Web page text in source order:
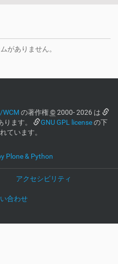
がありません。
WCM の著作権©2000- 2026 は
ります。 GNU GPL licenseの下
ています。
Plone & Python
アクセシビリティ
合わせ